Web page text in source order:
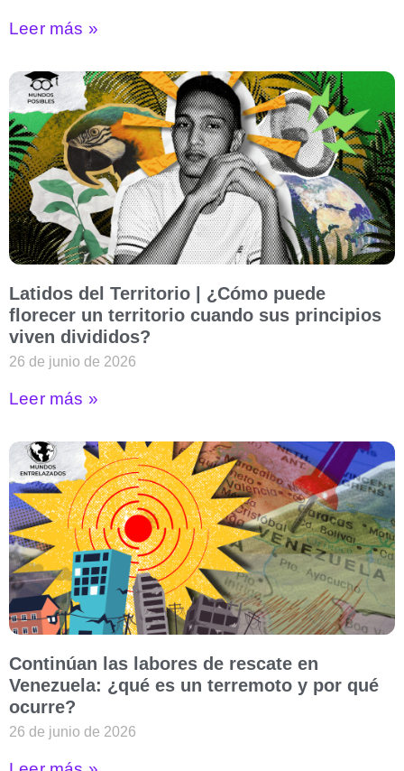
Leer más »
Latidos del Territorio | ¿Cómo puede
florecer un territorio cuando sus principios
viven divididos?
26 de junio de 2026
Leer más »
Continúan las labores de rescate en
Venezuela: ¿qué es un terremoto y por qué
ocurre?
26 de junio de 2026